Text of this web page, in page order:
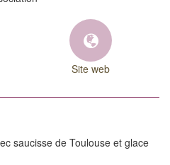
Site web
saucisse de Toulouse et glace